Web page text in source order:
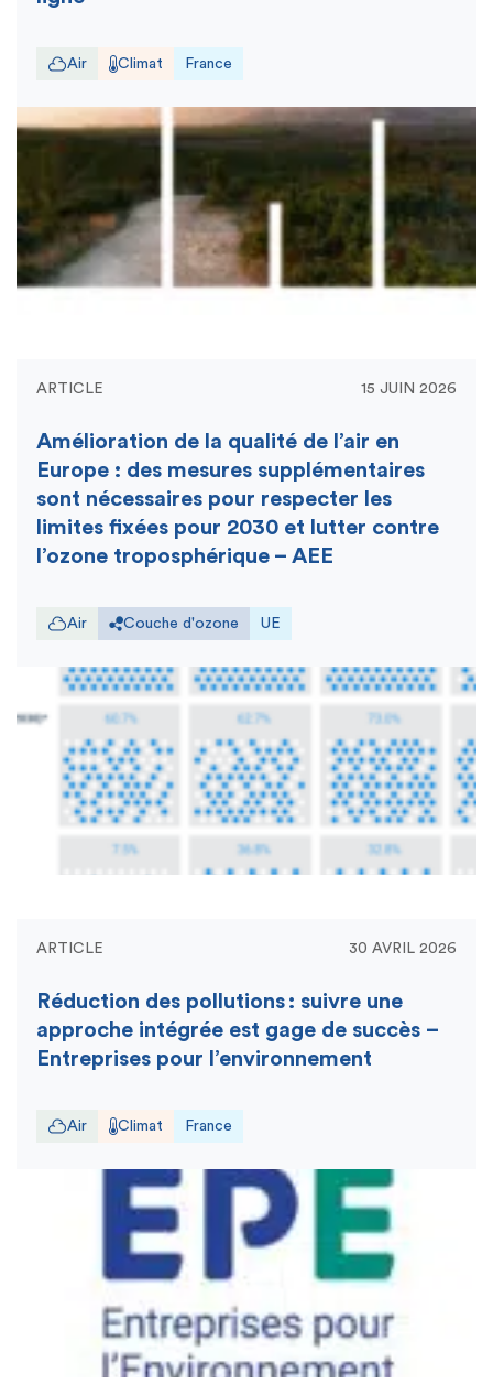
Air Climat France
ARTICLE 15 JUIN 2026
Amélioration de la qualité de l’air en
Europe : des mesures supplémentaires
sont nécessaires pour respecter les
limites fixées pour 2030 et lutter contre
l’ozone troposphérique – AEE
Air Couche d'ozone UE
ARTICLE 30 AVRIL 2026
Réduction des pollutions : suivre une
approche intégrée est gage de succès –
Entreprises pour l’environnement
Air Climat France